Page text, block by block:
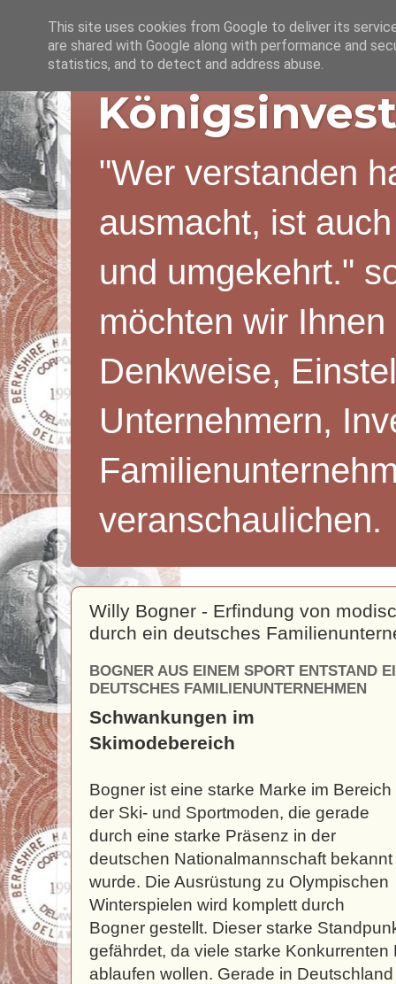
"Wer verstanden
ausmacht, ist
und umgekehrt."
möchten wir
Denkweise,
Unternehmern,
veranschaulichen.
Willy Bogner - Erfindung von
durch ein deutsches
BOGNER AUS EINEM SPORT ENTSTAND
DEUTSCHES FAMILIENUNTERNEHMEN
Schwankungen im
Skimodebereich
Bogner ist eine starke Marke im Bereich
der Ski- und Sportmoden, die gerade
durch eine starke Präsenz in der
deutschen Nationalmannschaft bekannt
wurde. Die Ausrüstung zu Olympischen
Winterspielen wird komplett durch
Bogner gestellt. Dieser starke
gefährdet, da viele starke Konkurrenten
ablaufen wollen. Gerade in
This site uses cookies from Google to deliver its
are shared with Google along with performance and
statistics, and to detect and address abuse.